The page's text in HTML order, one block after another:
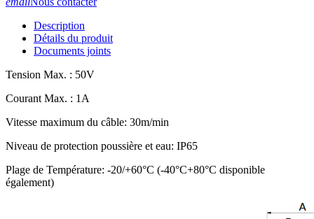
Description
Détails du produit
Documents joints
Tension Max. : 50V
Courant Max. : 1A
Vitesse maximum du câble: 30m/min
Niveau de protection poussière et eau: IP65
Plage de Température: -20/+60°C (-40°C+80°C disponible
également)